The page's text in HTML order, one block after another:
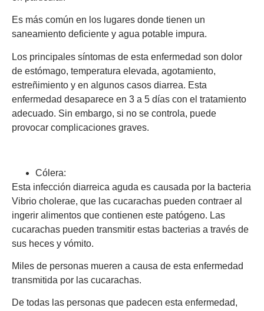
Es más común en los lugares donde tienen un
saneamiento deficiente y agua potable impura.
Los principales síntomas de esta enfermedad son dolor
de estómago, temperatura elevada, agotamiento,
estreñimiento y en algunos casos diarrea. Esta
enfermedad desaparece en 3 a 5 días con el tratamiento
adecuado. Sin embargo, si no se controla, puede
provocar complicaciones graves.
Cólera:
Esta infección diarreica aguda es causada por la bacteria
Vibrio cholerae, que las cucarachas pueden contraer al
ingerir alimentos que contienen este patógeno. Las
cucarachas pueden transmitir estas bacterias a través de
sus heces y vómito.
Miles de personas mueren a causa de esta enfermedad
transmitida por las cucarachas.
De todas las personas que padecen esta enfermedad,